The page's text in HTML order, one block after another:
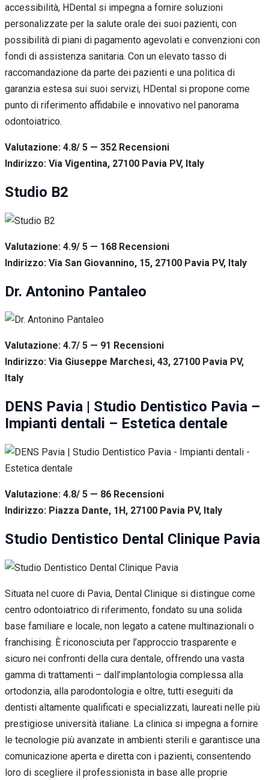
accessibilità, HDental si impegna a fornire soluzioni
personalizzate per la salute orale dei suoi pazienti, con
possibilità di piani di pagamento agevolati e convenzioni con
fondi di assistenza sanitaria. Con un elevato tasso di
raccomandazione da parte dei pazienti e una politica di
garanzia estesa sui suoi servizi, HDental si propone come
punto di riferimento affidabile e innovativo nel panorama
odontoiatrico.
Valutazione: 4.8/ 5 — 352 Recensioni
Indirizzo: Via Vigentina, 27100 Pavia PV, Italy
Studio B2
Valutazione: 4.9/ 5 — 168 Recensioni
Indirizzo: Via San Giovannino, 15, 27100 Pavia PV, Italy
Dr. Antonino Pantaleo
Valutazione: 4.7/ 5 — 91 Recensioni
Indirizzo: Via Giuseppe Marchesi, 43, 27100 Pavia PV,
Italy
DENS Pavia | Studio Dentistico Pavia –
Impianti dentali – Estetica dentale
Valutazione: 4.8/ 5 — 86 Recensioni
Indirizzo: Piazza Dante, 1H, 27100 Pavia PV, Italy
Studio Dentistico Dental Clinique Pavia
Situata nel cuore di Pavia, Dental Clinique si distingue come
centro odontoiatrico di riferimento, fondato su una solida
base familiare e locale, non legato a catene multinazionali o
franchising. È riconosciuta per l’approccio trasparente e
sicuro nei confronti della cura dentale, offrendo una vasta
gamma di trattamenti – dall’implantologia complessa alla
ortodonzia, alla parodontologia e oltre, tutti eseguiti da
dentisti altamente qualificati e specializzati, laureati nelle più
prestigiose università italiane. La clinica si impegna a fornire
le tecnologie più avanzate in ambienti sterili e garantisce una
comunicazione aperta e diretta con i pazienti, consentendo
loro di scegliere il professionista in base alle proprie